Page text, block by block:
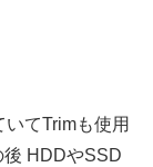
てTrimも使用
HDDやSSD